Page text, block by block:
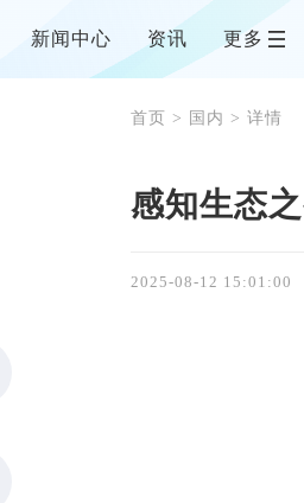
新闻中心 资讯 更多
首页 > 国内 > 详情
感知生态
2025-08-12 15:01:00